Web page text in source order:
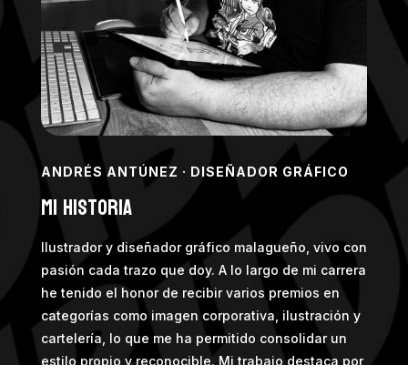
ANDRÉS ANTÚNEZ · DISEÑADOR GRÁFICO
Mi Historia
Ilustrador y diseñador gráfico malagueño, vivo con
pasión cada trazo que doy. A lo largo de mi carrera
he tenido el honor de recibir varios premios en
categorías como imagen corporativa, ilustración y
cartelería, lo que me ha permitido consolidar un
estilo propio y reconocible. Mi trabajo destaca por